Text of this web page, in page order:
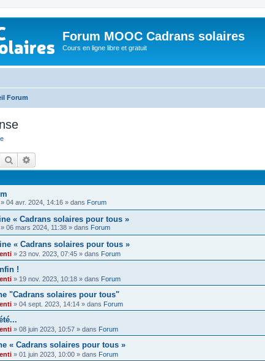
Forum MOOC Cadrans solaires
Cours en ligne libre et gratuit
Forum
Rechercher
» 04 avr. 2024, 14:16 » dans Forum
« Cadrans solaires pour tous »
» 06 mars 2024, 11:38 » dans Forum
« Cadrans solaires pour tous »
» 23 nov. 2023, 07:45 » dans Forum
!
» 19 nov. 2023, 10:18 » dans Forum
"Cadrans solaires pour tous"
» 04 sept. 2023, 14:14 » dans Forum
» 08 juin 2023, 10:57 » dans Forum
« Cadrans solaires pour tous »
» 01 juin 2023, 10:00 » dans Forum